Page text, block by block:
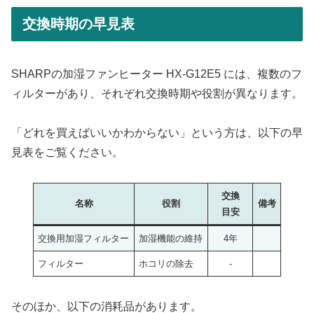
交換時期の早見表
SHARPの加湿ファンヒーター HX-G12E5 には、複数のフ
ィルターがあり、それぞれ交換時期や役割が異なります。
「どれを買えばいいかわからない」という方は、以下の早
見表をご覧ください。
名称 役割
交換
目安
備考
交換用加湿フィルター 加湿機能の維持 4年
フィルター ホコリの除去 -
そのほか、以下の消耗品があります。